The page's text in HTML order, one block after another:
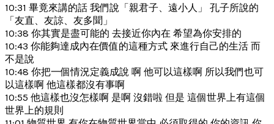
10:31 畢竟來講的話 我們說「親君子、遠小人」 孔子所說的
「友直、友諒、友多聞」
10:38 你其實是盡可能的 去接近你內在 希望為你安排的
10:43 你能夠達成內在價值的這種方式 來進行自己的生活 而
不是說
10:48 你把一個情況定義成說 啊 他可以這樣啊 所以我們也可
以這樣啊 他這樣都沒有事啊
10:55 他這樣也沒怎樣啊 是啊 沒錯啦 但是 這個世界上有這個
世界上的規則